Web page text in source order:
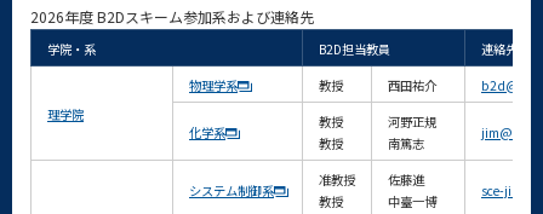
2026年度 B2Dスキーム参加系および連絡先
学院・系 B2D担当教員 連絡先
理学院
物理学系 教授 西田祐介
化学系
教授
教授
河野正規
南篤志
システム制御系
准教授
教授
佐藤進
中臺一博
sce-